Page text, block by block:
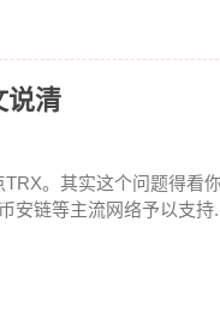
说清
。其实这个问题得看你
安链等主流网络予以支持